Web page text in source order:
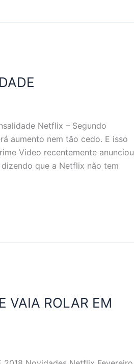
Netflix – Segundo
aumento nem tão cedo. E isso
Video recentemente anunciou
que a Netflix não tem
VAIA ROLAR EM